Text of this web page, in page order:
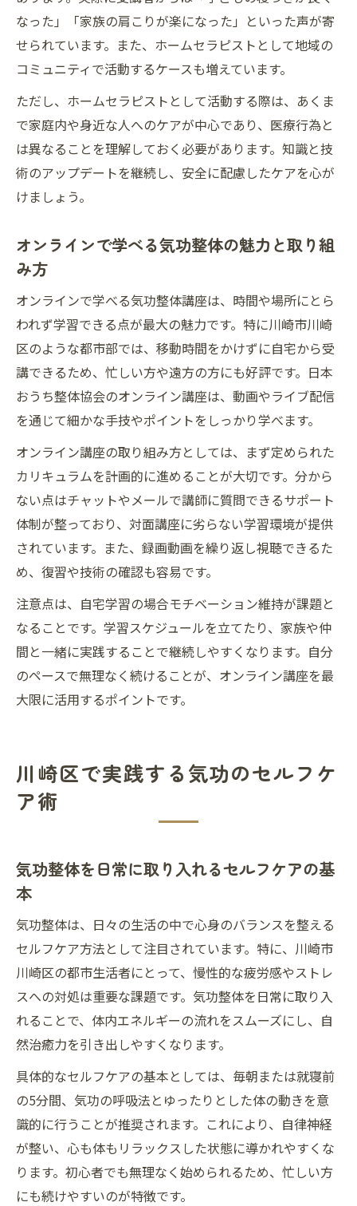
なった」「家族の肩こりが楽になった」といった声が寄
せられています。また、ホームセラピストとして地域の
コミュニティで活動するケースも増えています。
ただし、ホームセラピストとして活動する際は、あくま
で家庭内や身近な人へのケアが中心であり、医療行為と
は異なることを理解しておく必要があります。知識と技
術のアップデートを継続し、安全に配慮したケアを心が
けましょう。
オンラインで学べる気功整体の魅力と取り組
み方
オンラインで学べる気功整体講座は、時間や場所にとら
われず学習できる点が最大の魅力です。特に川崎市川崎
区のような都市部では、移動時間をかけずに自宅から受
講できるため、忙しい方や遠方の方にも好評です。日本
おうち整体協会のオンライン講座は、動画やライブ配信
を通じて細かな手技やポイントをしっかり学べます。
オンライン講座の取り組み方としては、まず定められた
カリキュラムを計画的に進めることが大切です。分から
ない点はチャットやメールで講師に質問できるサポート
体制が整っており、対面講座に劣らない学習環境が提供
されています。また、録画動画を繰り返し視聴できるた
め、復習や技術の確認も容易です。
注意点は、自宅学習の場合モチベーション維持が課題と
なることです。学習スケジュールを立てたり、家族や仲
間と一緒に実践することで継続しやすくなります。自分
のペースで無理なく続けることが、オンライン講座を最
大限に活用するポイントです。
川崎区で実践する気功のセルフケ
ア術
気功整体を日常に取り入れるセルフケアの基
本
気功整体は、日々の生活の中で心身のバランスを整える
セルフケア方法として注目されています。特に、川崎市
川崎区の都市生活者にとって、慢性的な疲労感やストレ
スへの対処は重要な課題です。気功整体を日常に取り入
れることで、体内エネルギーの流れをスムーズにし、自
然治癒力を引き出しやすくなります。
具体的なセルフケアの基本としては、毎朝または就寝前
の5分間、気功の呼吸法とゆったりとした体の動きを意
識的に行うことが推奨されます。これにより、自律神経
が整い、心も体もリラックスした状態に導かれやすくな
ります。初心者でも無理なく始められるため、忙しい方
にも続けやすいのが特徴です。